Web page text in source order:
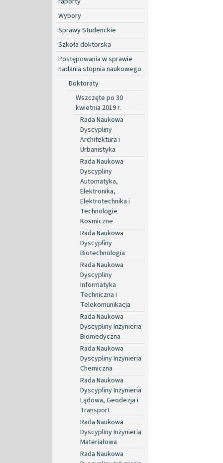
Wybory
Sprawy Studenckie
Szkoła doktorska
Postępowania w sprawie
nadania stopnia naukowego
Doktoraty
Wszczęte po 30
kwietnia 2019 r.
Rada Naukowa
Dyscypliny
Architektura i
Urbanistyka
Rada Naukowa
Dyscypliny
Automatyka,
Elektronika,
Elektrotechnika i
Technologie
Kosmiczne
Rada Naukowa
Dyscypliny
Biotechnologia
Rada Naukowa
Dyscypliny
Informatyka
Techniczna i
Telekomunikacja
Rada Naukowa
Dyscypliny Inżynieria
Biomedyczna
Rada Naukowa
Dyscypliny Inżynieria
Chemiczna
Rada Naukowa
Dyscypliny Inżynieria
Lądowa, Geodezja i
Transport
Rada Naukowa
Dyscypliny Inżynieria
Materiałowa
Rada Naukowa